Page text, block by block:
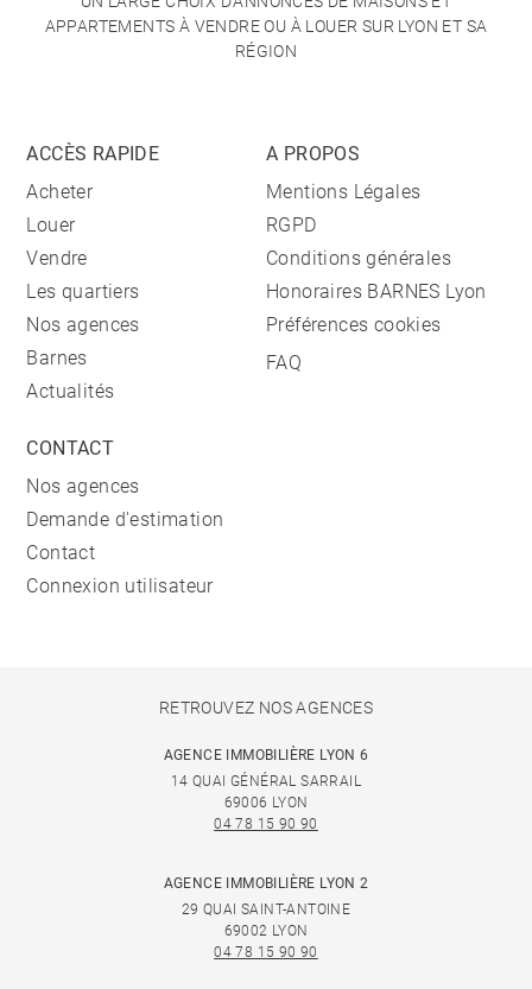
APPARTEMENTS À VENDRE OU À LOUER SUR LYON ET SA
RÉGION
ACCÈS RAPIDE
Acheter
Louer
Vendre
Les quartiers
Nos agences
Barnes
Actualités
A PROPOS
Mentions Légales
RGPD
Conditions générales
Honoraires BARNES Lyon
Préférences cookies
FAQ
CONTACT
Nos agences
Demande d'estimation
Contact
Connexion utilisateur
RETROUVEZ NOS AGENCES
AGENCE IMMOBILIÈRE LYON 6
14 QUAI GÉNÉRAL SARRAIL
69006 LYON
04 78 15 90 90
AGENCE IMMOBILIÈRE LYON 2
29 QUAI SAINT-ANTOINE
69002 LYON
04 78 15 90 90